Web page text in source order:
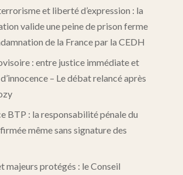
et liberté d’expression : la
valide une peine de prison ferme
de la France par la CEDH
: entre justice immédiate et
– Le débat relancé après
BTP : la responsabilité pénale du
même sans signature des
majeurs protégés : le Conseil